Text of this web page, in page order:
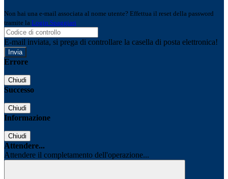
Non hai una e-mail associata al nome utente? Effettua il reset della password
tramite la Login Spaggiari
E-mail inviata, si prega di controllare la casella di posta elettronica!
Errore
Chiudi
Successo
Chiudi
Informazione
Chiudi
Attendere...
Attendere il completamento dell'operazione...